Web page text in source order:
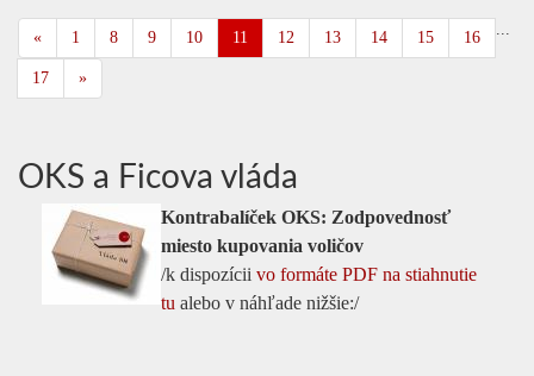
« 1 ...
8 9 10 11 12 13 14 15 16
17 »
OKS a Ficova vláda
Kontrabalíček OKS: Zodpovednosť
miesto kupovania voličov
/k dispozícii vo formáte PDF na stiahnutie
tu alebo v náhľade nižšie:/